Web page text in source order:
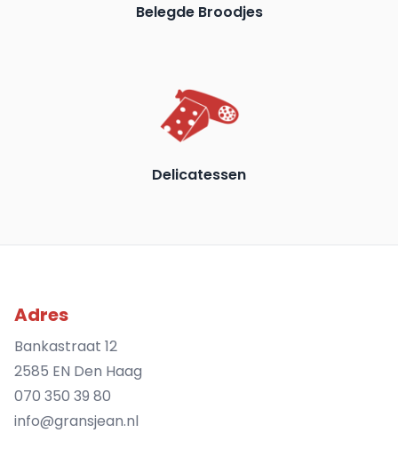
Belegde Broodjes
Delicatessen
Adres
Bankastraat 12
2585 EN Den Haag
070 350 39 80
info@gransjean.nl